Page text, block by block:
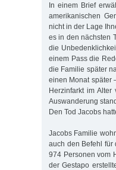
In einem Brief
amerikanischen
nicht in der Lage
es in den nächsten
die
einem Pass die
die Familie später
einen Monat später
Herzinfarkt im
Auswanderung
Den Tod Jacobs
Jacobs Familie
auch den Befehl für
974 Personen vom
der Gestapo